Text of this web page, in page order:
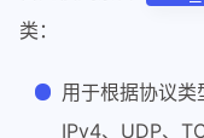
类：
用于根据协议类
IPv4、UDP、